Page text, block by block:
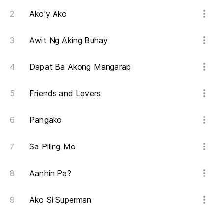
Ako'y Ako
Awit Ng Aking Buhay
Dapat Ba Akong Mangarap
Friends and Lovers
Pangako
Sa Piling Mo
Aanhin Pa?
Ako Si Superman